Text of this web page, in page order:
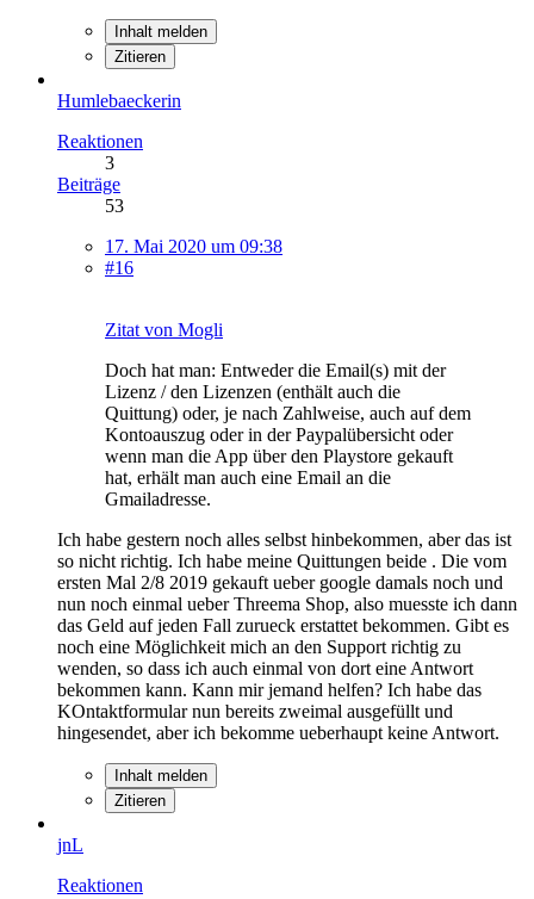
Inhalt melden
Zitieren
Humlebaeckerin
Reaktionen
3
Beiträge
53
17. Mai 2020 um 09:38
#16
Zitat von Mogli
Doch hat man: Entweder die Email(s) mit der
Lizenz / den Lizenzen (enthält auch die
Quittung) oder, je nach Zahlweise, auch auf dem
Kontoauszug oder in der Paypalübersicht oder
wenn man die App über den Playstore gekauft
hat, erhält man auch eine Email an die
Gmailadresse.
Ich habe gestern noch alles selbst hinbekommen, aber das ist
so nicht richtig. Ich habe meine Quittungen beide . Die vom
ersten Mal 2/8 2019 gekauft ueber google damals noch und
nun noch einmal ueber Threema Shop, also muesste ich dann
das Geld auf jeden Fall zurueck erstattet bekommen. Gibt es
noch eine Möglichkeit mich an den Support richtig zu
wenden, so dass ich auch einmal von dort eine Antwort
bekommen kann. Kann mir jemand helfen? Ich habe das
KOntaktformular nun bereits zweimal ausgefüllt und
hingesendet, aber ich bekomme ueberhaupt keine Antwort.
Inhalt melden
Zitieren
jnL
Reaktionen